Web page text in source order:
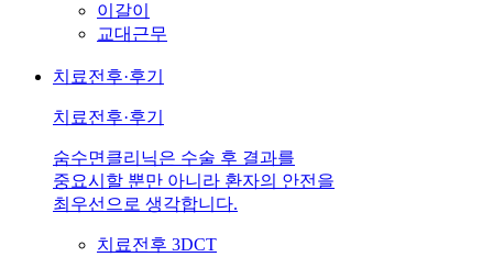
이갈이
교대근무
치료전후·후기
치료전후·후기
숨수면클리닉은 수술 후 결과를
중요시할 뿐만 아니라 환자의 안전을
최우선으로 생각합니다.
치료전후 3DCT